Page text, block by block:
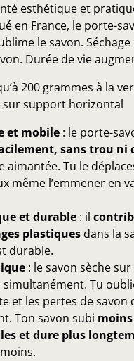
esthétique et
en France, le porte-
le savon.
Durée de vie
200 grammes à la
sur support horizontal
et mobile : le porte-
sans trou ni
aimantée. Tu le
même l’emmener en
et durable : il
plastiques dans la
durable.
: le savon sèche
Tu
et les pertes de savon
Ton savon subi
et dure plus